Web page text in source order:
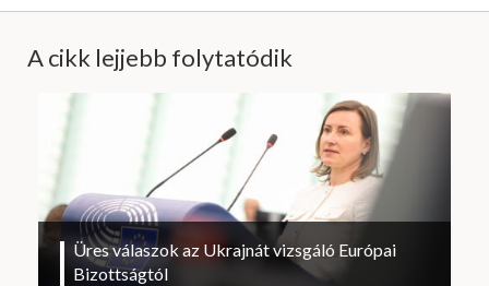
A cikk lejjebb folytatódik
Üres válaszok az Ukrajnát vizsgáló Európai
Bizottságtól